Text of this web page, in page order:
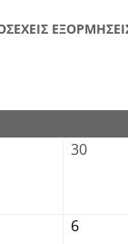
30
6